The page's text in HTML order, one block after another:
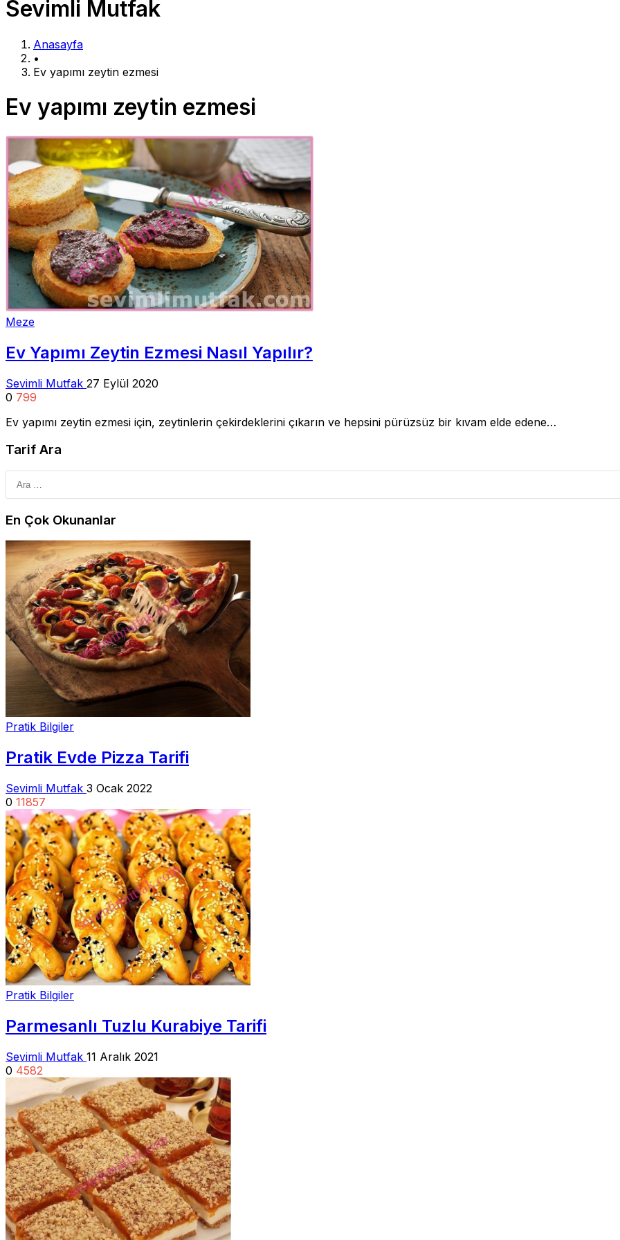
Sevimli Mutfak
Anasayfa
•
Ev yapımı zeytin ezmesi
Ev yapımı zeytin ezmesi
Meze
Ev Yapımı Zeytin Ezmesi Nasıl Yapılır?
Sevimli Mutfak 27 Eylül 2020
0 799
Ev yapımı zeytin ezmesi için, zeytinlerin çekirdeklerini çıkarın ve hepsini pürüzsüz bir kıvam elde edene…
Tarif Ara
En Çok Okunanlar
Pratik Bilgiler
Pratik Evde Pizza Tarifi
Sevimli Mutfak 3 Ocak 2022
0 11857
Pratik Bilgiler
Parmesanlı Tuzlu Kurabiye Tarifi
Sevimli Mutfak 11 Aralık 2021
0 4582